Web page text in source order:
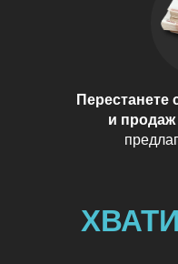
Перестанете
и продаж